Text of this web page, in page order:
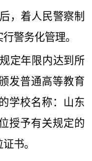
，着人民警察制
警务化管理。
定年限内达到所
发普通高等教育
学校名称：山东
授予有关规定的
书。